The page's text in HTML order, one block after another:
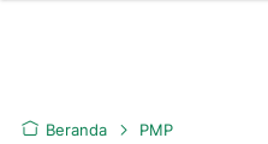
Beranda PMP